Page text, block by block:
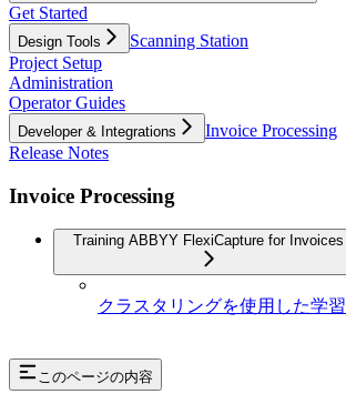
Get Started
Design Tools
Scanning Station
Project Setup
Administration
Operator Guides
Developer & Integrations
Invoice Processing
Release Notes
Invoice Processing
Training ABBYY FlexiCapture for Invoices
クラスタリングを使用した学習
このページの内容